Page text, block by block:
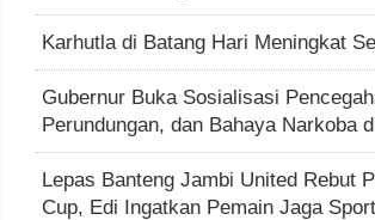
Karhutla di Batang Hari Meningkat
Gubernur Buka Sosialisasi
Perundungan, dan Bahaya Narkoba
Lepas Banteng Jambi United Rebut
Cup, Edi Ingatkan Pemain Jaga